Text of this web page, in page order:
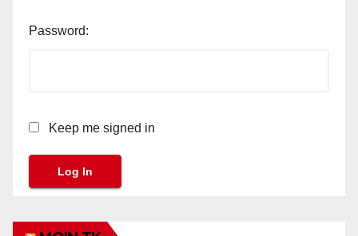
Password:
Keep me signed in
Log In